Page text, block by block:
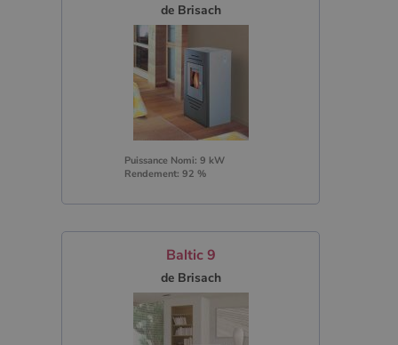
de Brisach
Puissance Nomi: 9 kW
Rendement: 92 %
Baltic 9
de Brisach